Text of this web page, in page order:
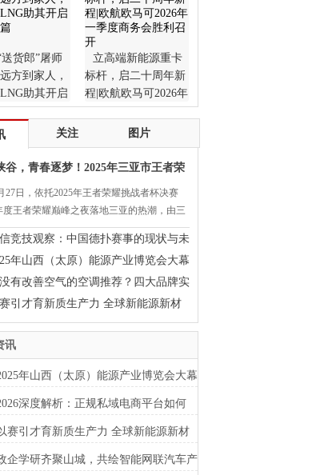
货郎”屠师
方到家人，
助其开启
立高端新能源重卡
标杆，启二十周年新
程|欧航欧马可2026年
一季度商务会胜利召
关注 图片
谷，青春逐梦！2025年三亚市王者荣
耀
27日，依托2025年王者荣耀挑战者杯决赛
度王者荣耀巅峰之夜落地三亚的热潮，由三
和文化广电体育局、共青团三亚市委员会指
学院体育学院、海南麓城文化产业发展有限
合主办，海……
竞技观察：中国德扑赛事的现状与未
年山西（太原）能源产业博览会大幕
有改善空气的空调推荐？四大品牌实
引才育新质生产力 全球新能源新材
讯
年山西（太原）能源产业博览会大幕
深度解析：正规私域电商平台如何
赛引才育新质生产力 全球新能源新材
企学研齐聚山城，共绘智能网联汽车产